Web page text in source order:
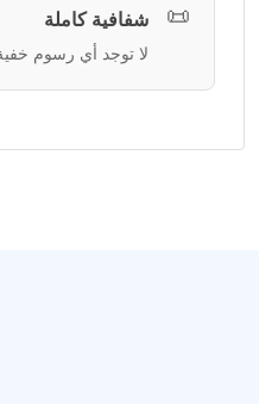
📜 شفافية كاملة
لا توجد أي رسوم